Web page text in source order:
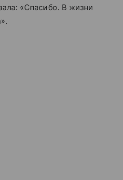
«Спасибо. В жизни